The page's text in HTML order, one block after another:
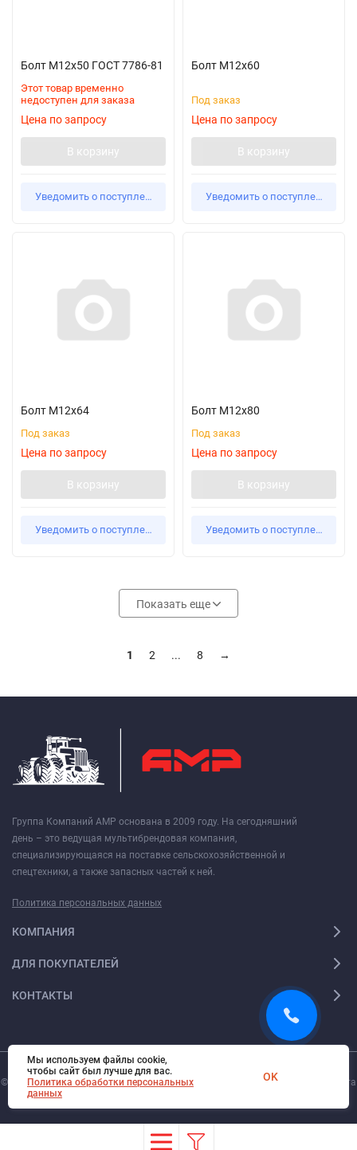
Болт М12х50 ГОСТ 7786-81
Этот товар временно
недоступен для заказа
Цена по запросу
В корзину
Уведомить о поступлении
Болт М12х60
Под заказ
Цена по запросу
В корзину
Уведомить о поступлении
Болт М12х64
Под заказ
Цена по запросу
В корзину
Уведомить о поступлении
Болт М12х80
Под заказ
Цена по запросу
В корзину
Уведомить о поступлении
Показать еще
1 2 ... 8 →
Группа Компаний АМР основана в 2009 году. На сегодняшний
день – это ведущая мультибрендовая компания,
специализирующаяся на поставке сельскохозяйственной и
спецтехники, а также запасных частей к ней.
Политика персональных данных
КОМПАНИЯ
ДЛЯ ПОКУПАТЕЛЕЙ
КОНТАКТЫ
© 2026. Все права защищены. Digi-Web.ru — создание и поддержка сайта
Мы используем файлы cookie,
чтобы сайт был лучше для вас.
Политика обработки персональных
данных
OK